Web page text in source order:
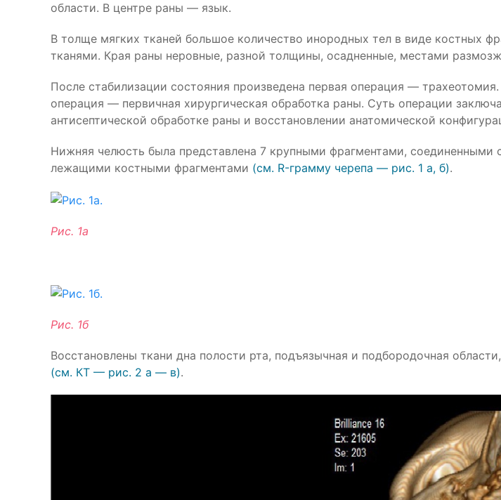
области. В центре раны — язык.
В толще мягких тканей большое количество инородных тел в виде костных
тканями. Края раны неровные, разной толщины, осадненные, местами
После стабилизации состояния произведена первая операция —
операция — первичная хирургическая обработка раны. Суть операции
антисептической обработке раны и восстановлении анатомической
Нижняя челюсть была представлена 7 крупными фрагментами,
лежащими костными фрагментами (см. R-грамму черепа — рис. 1 а, б).
Рис. 1а
Рис. 1б
Восстановлены ткани дна полости рта, подъязычная и подбородочная
(см. КТ — рис. 2 а — в).